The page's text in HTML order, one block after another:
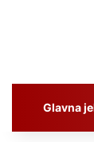
Glavna